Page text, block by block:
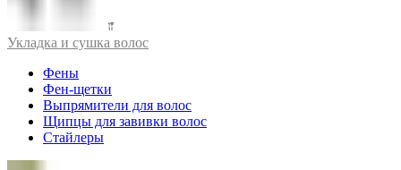
Укладка и сушка волос
Фены
Фен-щетки
Выпрямители для волос
Щипцы для завивки волос
Стайлеры